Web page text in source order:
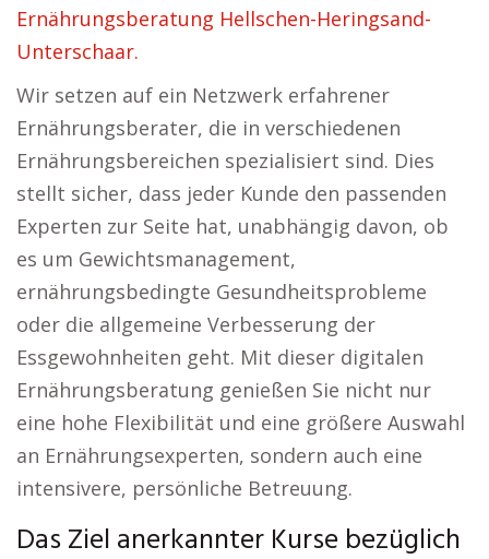
Ernährungsberatung Hellschen-Heringsand-
Unterschaar.
Wir setzen auf ein Netzwerk erfahrener
Ernährungsberater, die in verschiedenen
Ernährungsbereichen spezialisiert sind. Dies
stellt sicher, dass jeder Kunde den passenden
Experten zur Seite hat, unabhängig davon, ob
es um Gewichtsmanagement,
ernährungsbedingte Gesundheitsprobleme
oder die allgemeine Verbesserung der
Essgewohnheiten geht. Mit dieser digitalen
Ernährungsberatung genießen Sie nicht nur
eine hohe Flexibilität und eine größere Auswahl
an Ernährungsexperten, sondern auch eine
intensivere, persönliche Betreuung.
Das Ziel anerkannter Kurse bezüglich